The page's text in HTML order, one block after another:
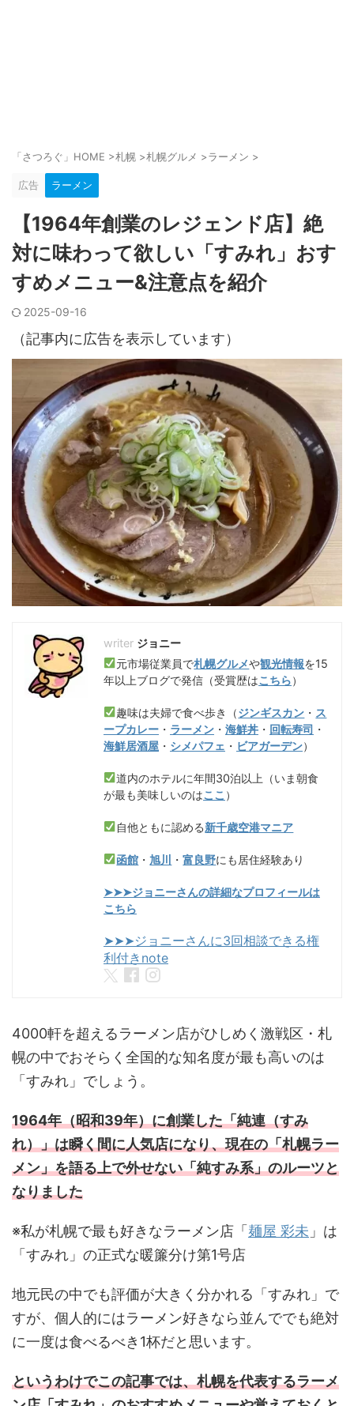
「さつろぐ」HOME >札幌 >札幌グルメ >ラーメン >
広告 ラーメン
【1964年創業のレジェンド店】絶
対に味わって欲しい「すみれ」おす
すめメニュー&注意点を紹介
2025-09-16
（記事内に広告を表示しています）
ジョニー
元市場従業員で札幌グルメや観光情報を15
年以上ブログで発信（受賞歴はこちら）
趣味は夫婦で食べ歩き（ジンギスカン ・ ス
ープカレー ・ ラーメン ・ 海鮮丼 ・ 回転寿司 ・
海鮮居酒屋 ・ シメパフェ ・ ビアガーデン）
道内のホテルに年間30泊以上（いま朝食
が最も美味しいのはここ ）
自他ともに認める新千歳空港マニア
函館 ・旭川 ・富良野にも居住経験あり
➤➤➤ジョニーさんの詳細なプロフィールは
こちら
➤➤➤ジョニーさんに3回相談できる権
利付きnote
4000軒を超えるラーメン店がひしめく激戦区・札
幌の中でおそらく全国的な知名度が最も高いのは
「すみれ」でしょう。
1964年（昭和39年）に創業した「純連（すみ
れ）」は瞬く間に人気店になり、現在の「札幌ラー
メン」を語る上で外せない「純すみ系」のルーツと
なりました
※私が札幌で最も好きなラーメン店「 麺屋 彩未 」は
「すみれ」の正式な暖簾分け第1号店
地元民の中でも評価が大きく分かれる「すみれ」で
すが、個人的にはラーメン好きなら並んででも絶対
に一度は食べるべき1杯だと思います。
というわけでこの記事では、札幌を代表するラーメ